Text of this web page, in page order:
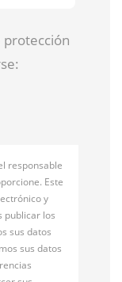
protección
responsable
Este
y
publicar los
sus datos
sus datos